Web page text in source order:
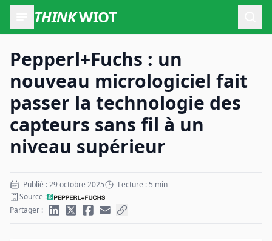
THINKWIOT
Pepperl+Fuchs : un
nouveau micrologiciel fait
passer la technologie des
capteurs sans fil à un
niveau supérieur
Publié : 29 octobre 2025
Lecture : 5 min
Source :
Partager :